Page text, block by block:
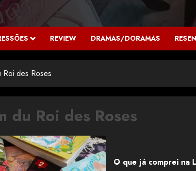
REVIEW DRAMAS/DORAMAS
Roi des Roses
du Roi des Roses
O que já comprei na